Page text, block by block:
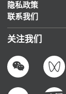
隐私政策
联系我们
关注我们